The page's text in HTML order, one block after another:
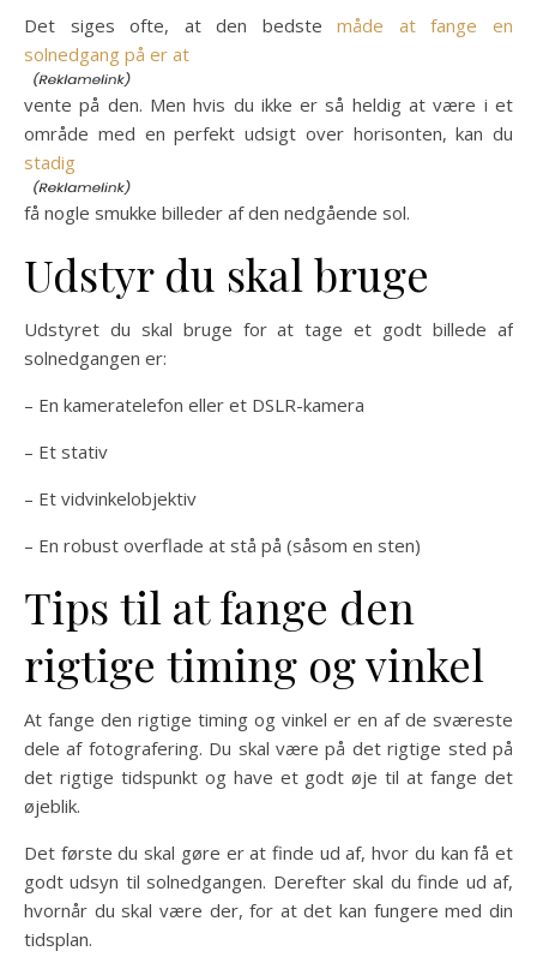
Det siges ofte, at den bedstemåde at fange en
solnedgang på er at
vente på den. Men hvis du ikke er så heldig at være i et
område med en perfekt udsigt over horisonten, kan du
stadig
få nogle smukke billeder af den nedgående sol.
Udstyr du skal bruge
Udstyret du skal bruge for at tage et godt billede af
solnedgangen er:
– En kameratelefon eller et DSLR-kamera
– Et stativ
– Et vidvinkelobjektiv
– En robust overflade at stå på (såsom en sten)
Tips til at fange den
rigtige timing og vinkel
At fange den rigtige timing og vinkel er en af de sværeste
dele af fotografering. Du skal være på det rigtige sted på
det rigtige tidspunkt og have et godt øje til at fange det
øjeblik.
Det første du skal gøre er at finde ud af, hvor du kan få et
godt udsyn til solnedgangen. Derefter skal du finde ud af,
hvornår du skal være der, for at det kan fungere med din
tidsplan.